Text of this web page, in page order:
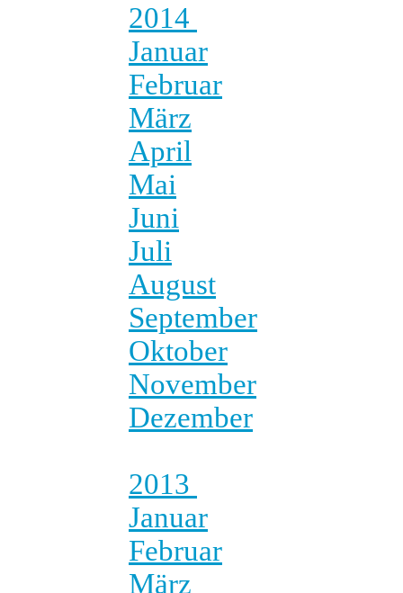
2014
Januar
Februar
März
April
Mai
Juni
Juli
August
September
Oktober
November
Dezember
2013
Januar
Februar
März